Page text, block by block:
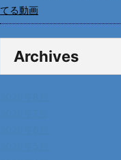
てる動画
Archives